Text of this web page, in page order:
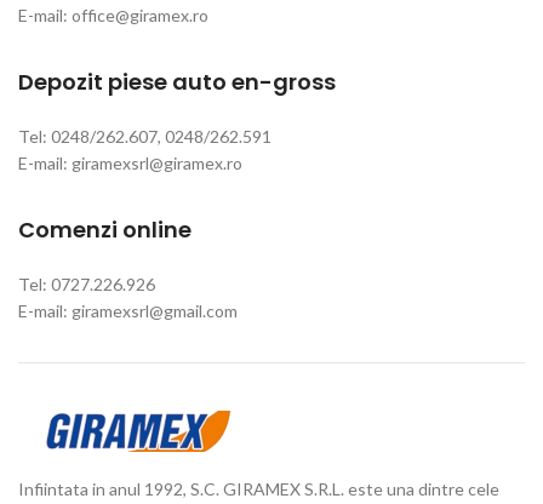
E-mail: office@giramex.ro
Depozit piese auto en-gross
Tel: 0248/262.607, 0248/262.591
E-mail: giramexsrl@giramex.ro
Comenzi online
Tel: 0727.226.926
E-mail: giramexsrl@gmail.com
Infiintata in anul 1992, S.C. GIRAMEX S.R.L. este una dintre cele